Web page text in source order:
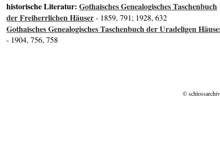
historische Literatur:Gothaisches Genealogisches Taschenbuch
der Freiherrlichen Häuser- 1859, 791; 1928, 632
Gothaisches Genealogisches Taschenbuch der Uradeligen
- 1904, 756, 758
©